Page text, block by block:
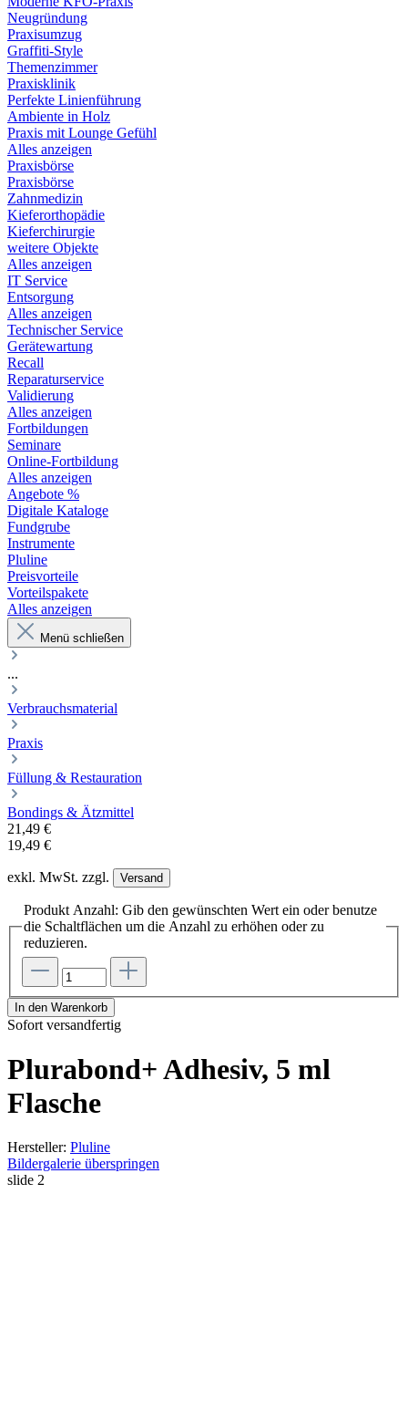
Neugründung
Praxisumzug
Graffiti-Style
Themenzimmer
Praxisklinik
Perfekte Linienführung
Ambiente in Holz
Praxis mit Lounge Gefühl
Alles anzeigen
Praxisbörse
Praxisbörse
Zahnmedizin
Kieferorthopädie
Kieferchirurgie
weitere Objekte
Alles anzeigen
IT Service
Entsorgung
Alles anzeigen
Technischer Service
Gerätewartung
Recall
Reparaturservice
Validierung
Alles anzeigen
Fortbildungen
Seminare
Online-Fortbildung
Alles anzeigen
Angebote %
Digitale Kataloge
Fundgrube
Instrumente
Pluline
Preisvorteile
Vorteilspakete
Alles anzeigen
Menü schließen
...
Verbrauchsmaterial
Praxis
Füllung & Restauration
Bondings & Ätzmittel
21,49 €
19,49 €
exkl. MwSt. zzgl. Versand
Produkt Anzahl: Gib den gewünschten Wert ein oder benutze
die Schaltflächen um die Anzahl zu erhöhen oder zu
reduzieren.
In den Warenkorb
Sofort versandfertig
Plurabond+ Adhesiv, 5 ml
Flasche
Hersteller: Pluline
Bildergalerie überspringen
slide 2